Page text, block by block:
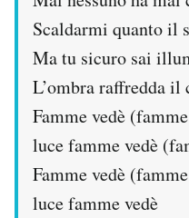
Scaldarmi quanto il
Ma tu sicuro sai
L’ombra raffredda il
Famme vedè
luce famme vedè
Famme vedè
luce famme vedè